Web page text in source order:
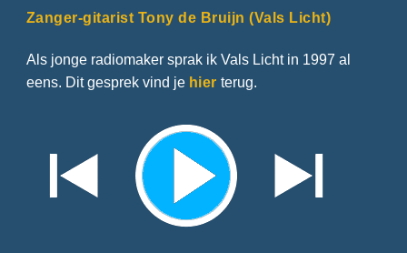
Zanger-gitarist Tony de Bruijn (Vals Licht)
Als jonge radiomaker sprak ik Vals Licht in 1997 al
eens. Dit gesprek vind je hier terug.